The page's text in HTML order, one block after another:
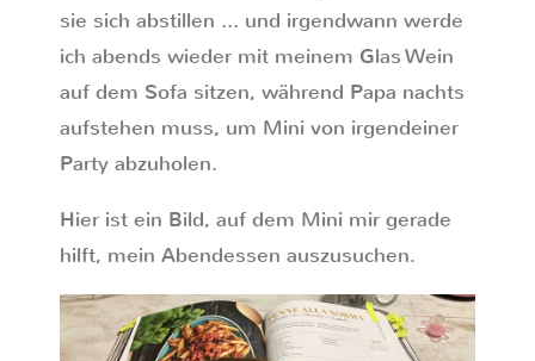
sie sich abstillen … und irgendwann werde
ich abends wieder mit meinem Glas Wein
auf dem Sofa sitzen, während Papa nachts
aufstehen muss, um Mini von irgendeiner
Party abzuholen.
Hier ist ein Bild, auf dem Mini mir gerade
hilft, mein Abendessen auszusuchen.